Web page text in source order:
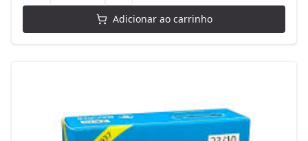
Adicionar ao carrinho